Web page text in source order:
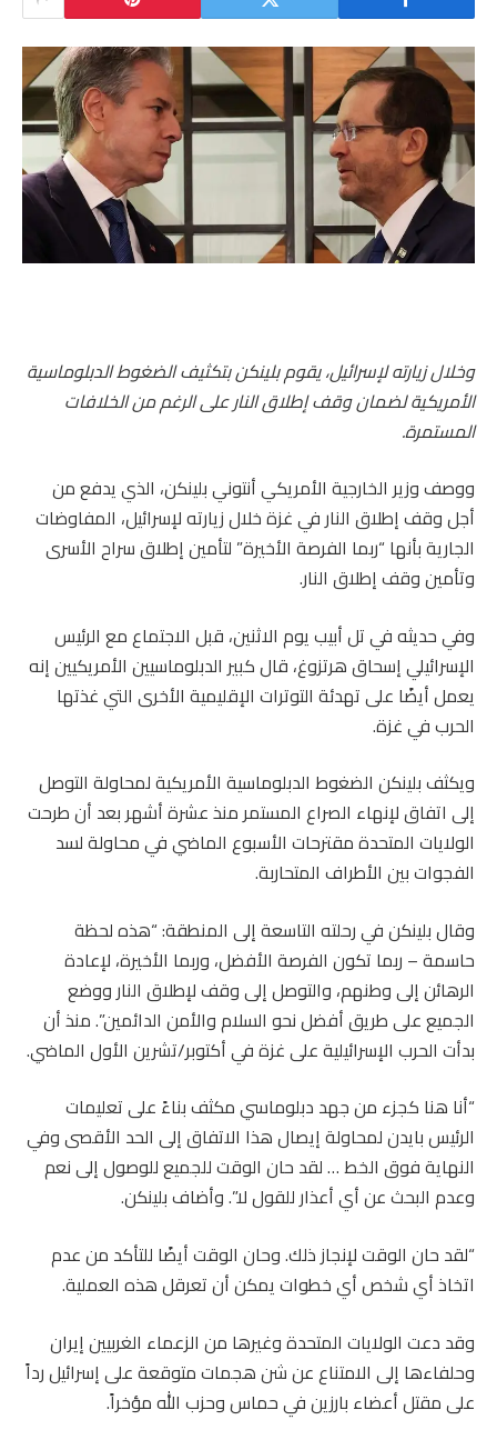
وخلال زيارته لإسرائيل، يقوم بلينكن بتكثيف الضغوط الدبلوماسية
الأمريكية لضمان وقف إطلاق النار على الرغم من الخلافات
المستمرة.
ووصف وزير الخارجية الأمريكي أنتوني بلينكن، الذي يدفع من
أجل وقف إطلاق النار في غزة خلال زيارته لإسرائيل، المفاوضات
الجارية بأنها “ربما الفرصة الأخيرة” لتأمين إطلاق سراح الأسرى
وتأمين وقف إطلاق النار.
وفي حديثه في تل أبيب يوم الاثنين، قبل الاجتماع مع الرئيس
الإسرائيلي إسحاق هرتزوغ، قال كبير الدبلوماسيين الأمريكيين إنه
يعمل أيضًا على تهدئة التوترات الإقليمية الأخرى التي غذتها
الحرب في غزة.
ويكثف بلينكن الضغوط الدبلوماسية الأمريكية لمحاولة التوصل
إلى اتفاق لإنهاء الصراع المستمر منذ عشرة أشهر بعد أن طرحت
الولايات المتحدة مقترحات الأسبوع الماضي في محاولة لسد
الفجوات بين الأطراف المتحاربة.
وقال بلينكن في رحلته التاسعة إلى المنطقة: “هذه لحظة
حاسمة – ربما تكون الفرصة الأفضل، وربما الأخيرة، لإعادة
الرهائن إلى وطنهم، والتوصل إلى وقف لإطلاق النار ووضع
الجميع على طريق أفضل نحو السلام والأمن الدائمين”. منذ أن
بدأت الحرب الإسرائيلية على غزة في أكتوبر/تشرين الأول الماضي.
“أنا هنا كجزء من جهد دبلوماسي مكثف بناءً على تعليمات
الرئيس بايدن لمحاولة إيصال هذا الاتفاق إلى الحد الأقصى وفي
النهاية فوق الخط … لقد حان الوقت للجميع للوصول إلى نعم
وعدم البحث عن أي أعذار للقول لا”. وأضاف بلينكن.
“لقد حان الوقت لإنجاز ذلك. وحان الوقت أيضًا للتأكد من عدم
اتخاذ أي شخص أي خطوات يمكن أن تعرقل هذه العملية.
وقد دعت الولايات المتحدة وغيرها من الزعماء الغربيين إيران
وحلفاءها إلى الامتناع عن شن هجمات متوقعة على إسرائيل رداً
على مقتل أعضاء بارزين في حماس وحزب الله مؤخراً.